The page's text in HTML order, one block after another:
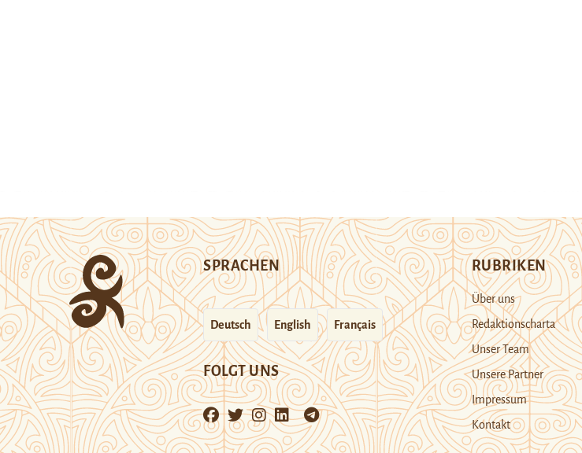
SPRACHEN
Deutsch English Français
FOLGT UNS
RUBRIKEN
Über uns
Redaktionscharta
Unser Team
Unsere Partner
Impressum
Kontakt